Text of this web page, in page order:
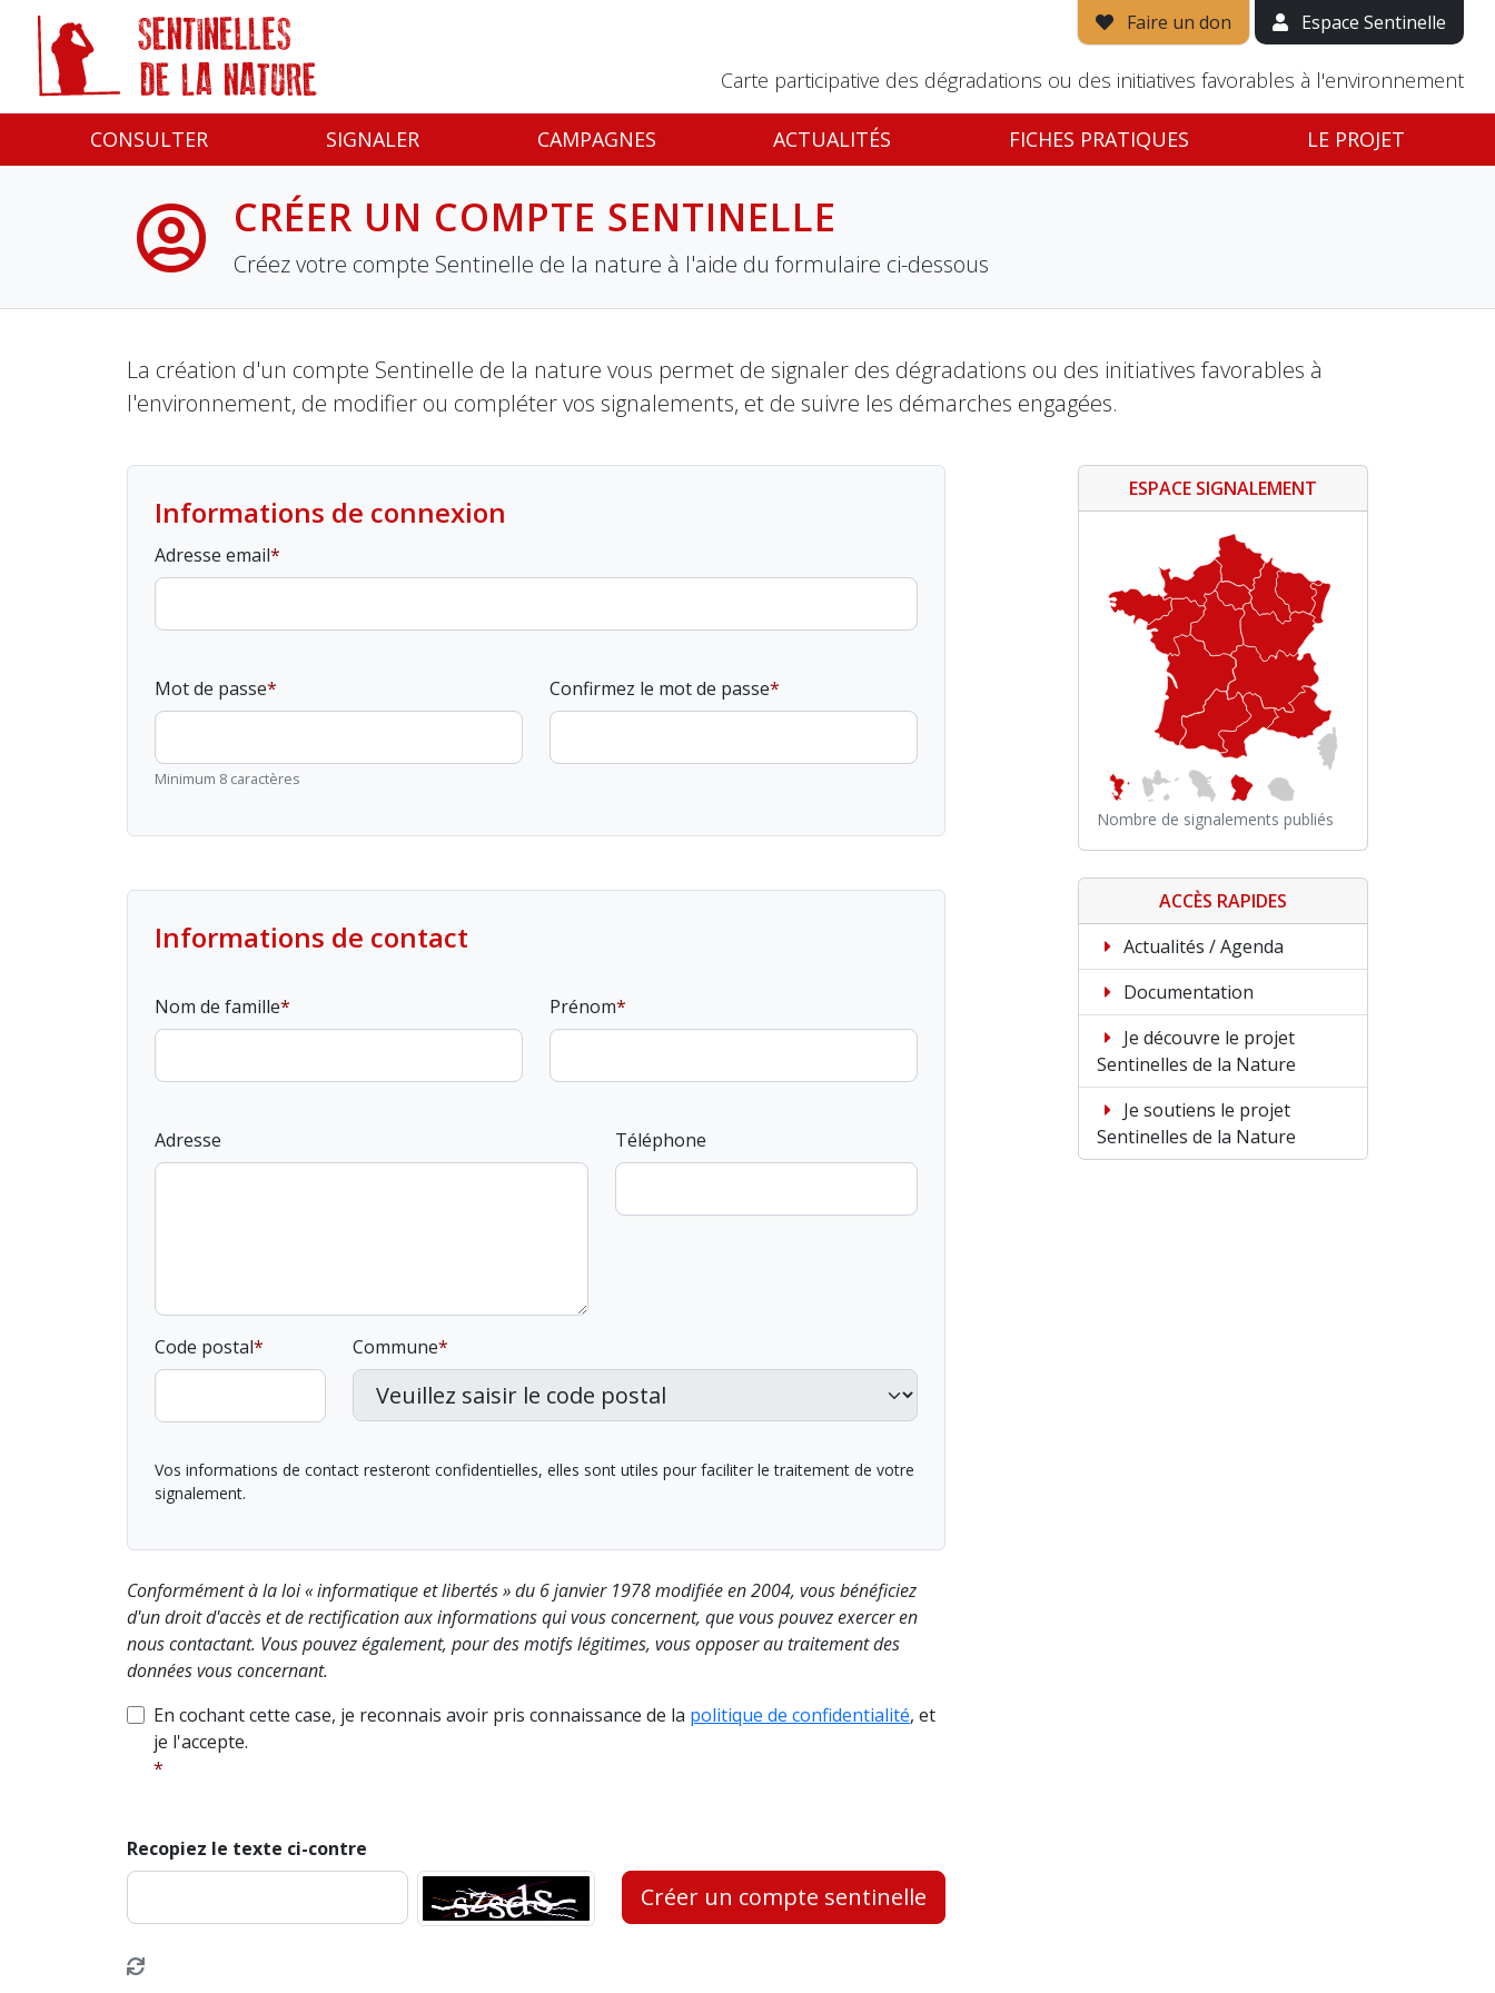
Faire un don Espace Sentinelle
Carte participative des dégradations ou des initiatives favorables à l'environnement
CONSULTER SIGNALER CAMPAGNES ACTUALITÉS FICHES PRATIQUES LE PROJET
CRÉER UN COMPTE SENTINELLE
Créez votre compte Sentinelle de la nature à l'aide du formulaire ci-dessous
La création d'un compte Sentinelle de la nature vous permet de signaler des dégradations ou des initiatives favorables à
l'environnement, de modifier ou compléter vos signalements, et de suivre les démarches engagées.
Informations de connexion
Adresse email
Mot de passe
Minimum 8 caractères
Confirmez le mot de passe
Informations de contact
Nom de famille Prénom
Adresse Téléphone
Code postal Commune
Vos informations de contact resteront confidentielles, elles sont utiles pour faciliter le traitement de votre
signalement.
Conformément à la loi « informatique et libertés » du 6 janvier 1978 modifiée en 2004, vous bénéficiez
d'un droit d'accès et de rectification aux informations qui vous concernent, que vous pouvez exercer en
nous contactant. Vous pouvez également, pour des motifs légitimes, vous opposer au traitement des
données vous concernant.
En cochant cette case, je reconnais avoir pris connaissance de la politique de confidentialité, et
je l'accepte.
Recopiez le texte ci-contre
Créer un compte sentinelle
ESPACE SIGNALEMENT
Nombre de signalements publiés
ACCÈS RAPIDES
Actualités / Agenda
Documentation
Je découvre le projet
Sentinelles de la Nature
Je soutiens le projet
Sentinelles de la Nature
Panneau de gestion des cookies